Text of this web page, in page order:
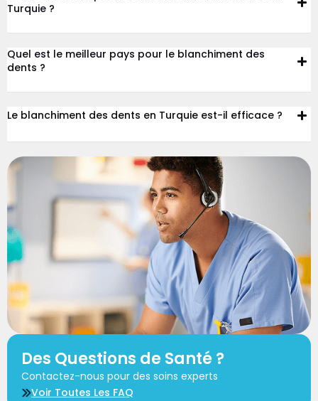
Des Questions de Santé ?
Contactez-nous pour des soins experts
Voir Toutes Les FAQ
Turquie ?
Quel est le meilleur pays pour le blanchiment des
dents ?
Le blanchiment des dents en Turquie est-il efficace ?